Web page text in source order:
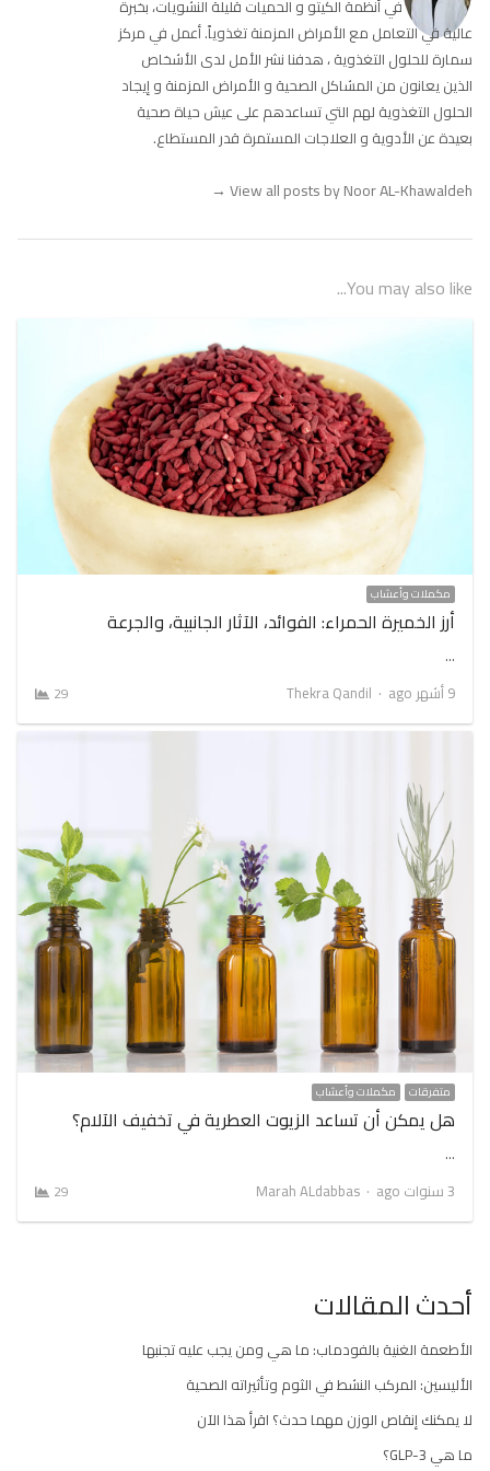
في أنظمة الكيتو و الحميات قليلة النشويات، بخبرة
عالية في التعامل مع الأمراض المزمنة تغذوياً. أعمل في مركز
سمارة للحلول التغذوية ، هدفنا نشر الأمل لدى الأشخاص
الذين يعانون من المشاكل الصحية و الأمراض المزمنة و إيجاد
الحلول التغذوية لهم التي تساعدهم على عيش حياة صحية
بعيدة عن الأدوية و العلاجات المستمرة قدر المستطاع.
View all posts by Noor AL-Khawaldeh
→
You may also like...
مكملات وأعشاب
أرز الخميرة الحمراء: الفوائد، الآثار الجانبية، والجرعة
…
9 أشهر ago
Author
Thekra Qandil
29
متفرقات مكملات وأعشاب
هل يمكن أن تساعد الزيوت العطرية في تخفيف الآلام؟
…
3 سنوات ago
Author
Marah ALdabbas
29
أحدث المقالات
الأطعمة الغنية بالفودماب: ما هي ومن يجب عليه تجنبها
الأليسين: المركب النشط في الثوم وتأثيراته الصحية
لا يمكنك إنقاص الوزن مهما حدث؟ اقرأ هذا الآن
ما هي GLP-3؟